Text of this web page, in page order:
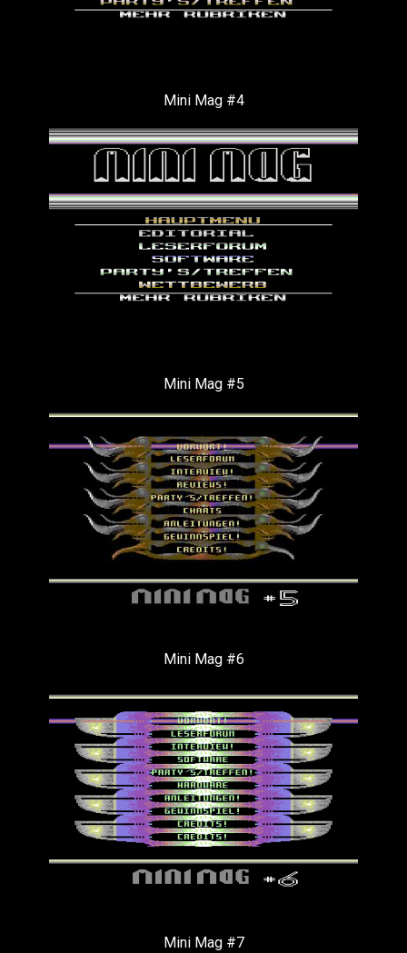
Mini Mag #4
Mini Mag #5
Mini Mag #6
Mini Mag #7